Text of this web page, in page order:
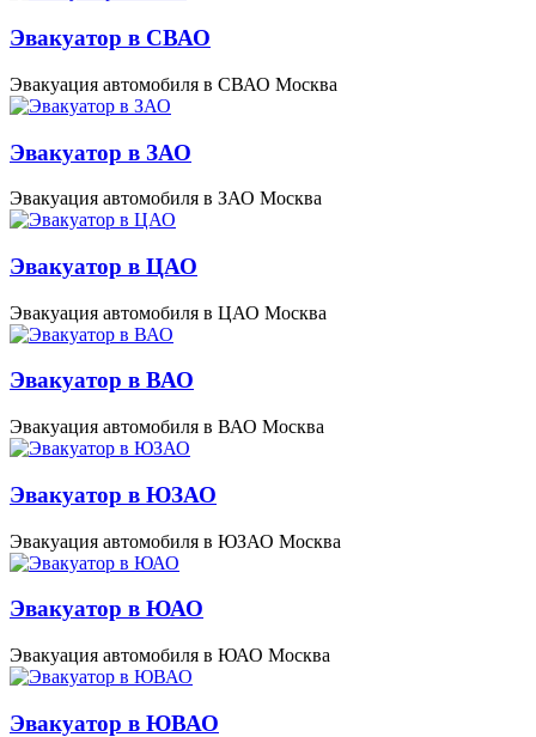
Эвакуатор в СВАО
Эвакуация автомобиля в СВАО Москва
Эвакуатор в ЗАО
Эвакуация автомобиля в ЗАО Москва
Эвакуатор в ЦАО
Эвакуация автомобиля в ЦАО Москва
Эвакуатор в ВАО
Эвакуация автомобиля в ВАО Москва
Эвакуатор в ЮЗАО
Эвакуация автомобиля в ЮЗАО Москва
Эвакуатор в ЮАО
Эвакуация автомобиля в ЮАО Москва
Эвакуатор в ЮВАО